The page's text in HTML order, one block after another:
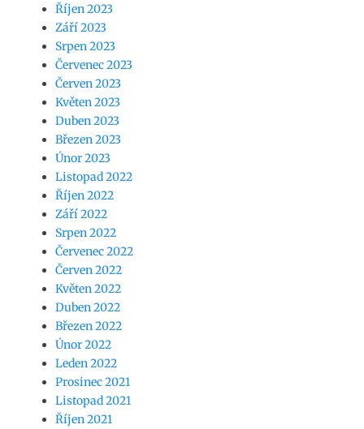
Říjen 2023
Září 2023
Srpen 2023
Červenec 2023
Červen 2023
Květen 2023
Duben 2023
Březen 2023
Únor 2023
Listopad 2022
Říjen 2022
Září 2022
Srpen 2022
Červenec 2022
Červen 2022
Květen 2022
Duben 2022
Březen 2022
Únor 2022
Leden 2022
Prosinec 2021
Listopad 2021
Říjen 2021